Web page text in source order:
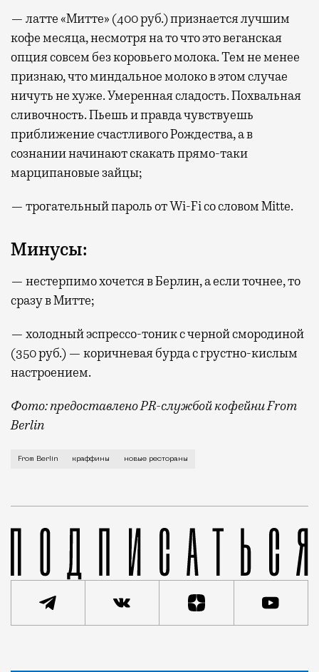
— латте «Митте» (400 руб.) признается лучшим
кофе месяца, несмотря на то что это веганская
опция совсем без коровьего молока. Тем не менее
признаю, что миндальное молоко в этом случае
ничуть не хуже. Умеренная сладость. Похвальная
сливочность. Пьешь и правда чувствуешь
приближение счастливого Рождества, а в
сознании начинают скакать прямо-таки
марципановые зайцы;
— трогательный пароль от Wi-Fi со словом Mitte.
Минусы:
— нестерпимо хочется в Берлин, а если точнее, то
сразу в Митте;
— холодный эспрессо-тоник с черной смородиной
(350 руб.) — коричневая бурда с грустно-кислым
настроением.
Фото: предоставлено PR-службой кофейни From
Berlin
В кофейне From Berlin, открывшейся в магазине
From Berlin краффины новые рестораны
Статья
Светлана Кесоян